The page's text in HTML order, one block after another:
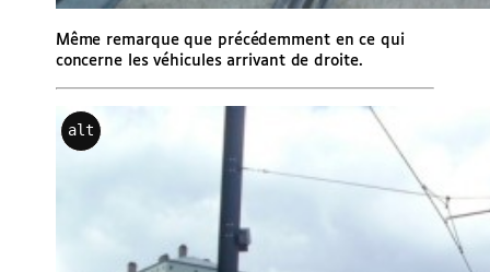
Même remarque que précédemment en ce qui
concerne les véhicules arrivant de droite.
alt